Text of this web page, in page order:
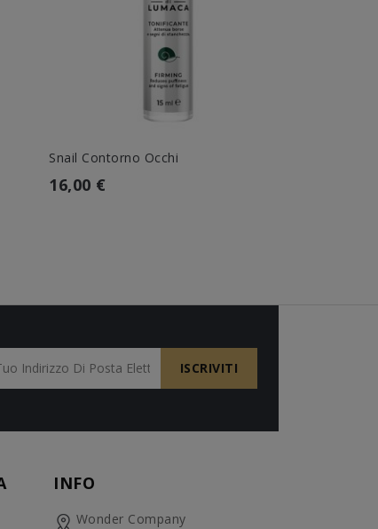
Snail Contorno Occhi
16,00 €
INFO
Wonder Company